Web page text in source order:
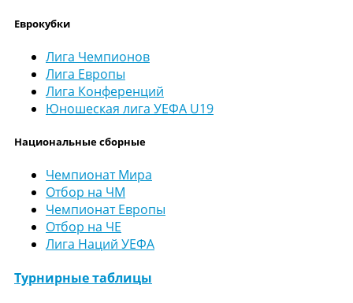
Еврокубки
Лига Чемпионов
Лига Европы
Лига Конференций
Юношеская лига УЕФА U19
Национальные сборные
Чемпионат Мира
Отбор на ЧМ
Чемпионат Европы
Отбор на ЧЕ
Лига Наций УЕФА
Турнирные таблицы